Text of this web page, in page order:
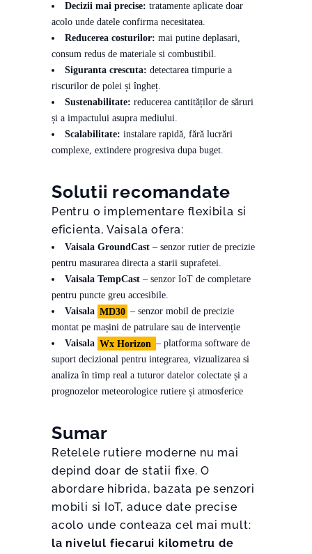
Decizii mai precise: tratamente aplicate doar
acolo unde datele confirma necesitatea.
Reducerea costurilor: mai putine deplasari,
consum redus de materiale si combustibil.
Siguranta crescuta: detectarea timpurie a
riscurilor de polei și îngheț.
Sustenabilitate: reducerea cantităților de săruri
și a impactului asupra mediului.
Scalabilitate: instalare rapidă, fără lucrări
complexe, extindere progresiva dupa buget.
Solutii recomandate
Pentru o implementare flexibila si
eficienta, Vaisala ofera:
Vaisala GroundCast – senzor rutier de precizie
pentru masurarea directa a starii suprafetei.
Vaisala TempCast – senzor IoT de completare
pentru puncte greu accesibile.
Vaisala MD30 – senzor mobil de precizie
montat pe mașini de patrulare sau de intervenție
Vaisala Wx Horizon – platforma software de
suport decizional pentru integrarea, vizualizarea si
analiza în timp real a tuturor datelor colectate și a
prognozelor meteorologice rutiere și atmosferice
Sumar
Retelele rutiere moderne nu mai
depind doar de statii fixe. O
abordare hibrida, bazata pe senzori
mobili si IoT, aduce date precise
acolo unde conteaza cel mai mult:
la nivelul fiecarui kilometru de